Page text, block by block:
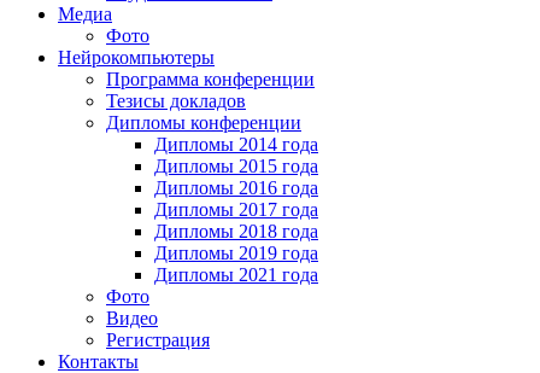
Медиа
Фото
Нейрокомпьютеры
Программа конференции
Тезисы докладов
Дипломы конференции
Дипломы 2014 года
Дипломы 2015 года
Дипломы 2016 года
Дипломы 2017 года
Дипломы 2018 года
Дипломы 2019 года
Дипломы 2021 года
Фото
Видео
Регистрация
Контакты